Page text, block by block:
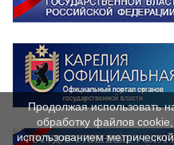
Продолжая использовать
обработку файлов
использованием